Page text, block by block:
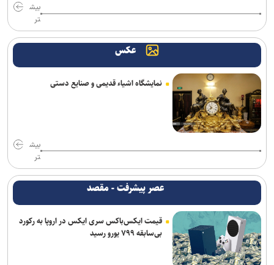
بیش
تر
عکس
نمایشگاه اشیاء قدیمی و صنایع دستی
بیش
تر
عصر پیشرفت - مقصد
قیمت ایکس‌باکس سری ایکس در اروپا به رکورد
بی‌سابقه ۷۹۹ یورو رسید